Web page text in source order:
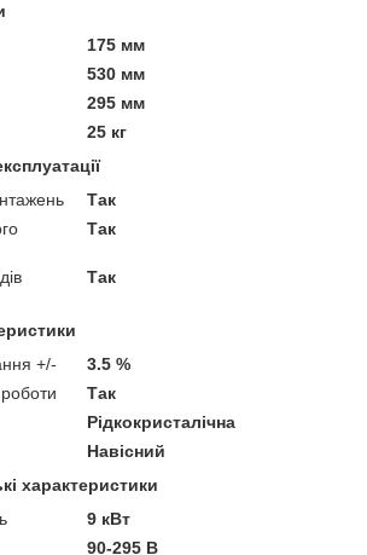
175 мм
530 мм
295 мм
25 кг
Так
Так
Так
+/-
3.5 %
Так
Рідкокристалічна
Навісний
характеристики
9 кВт
90-295 В